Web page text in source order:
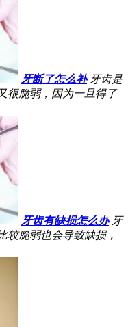
牙断了怎么补 牙齿是
很脆弱，因为一旦得了
牙齿有缺损怎么办 牙
较脆弱也会导致缺损，